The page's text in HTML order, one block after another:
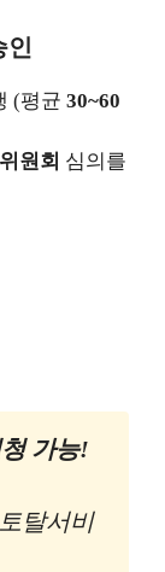
인
(평균 30~60
원회 심의를
가능!
탈서비